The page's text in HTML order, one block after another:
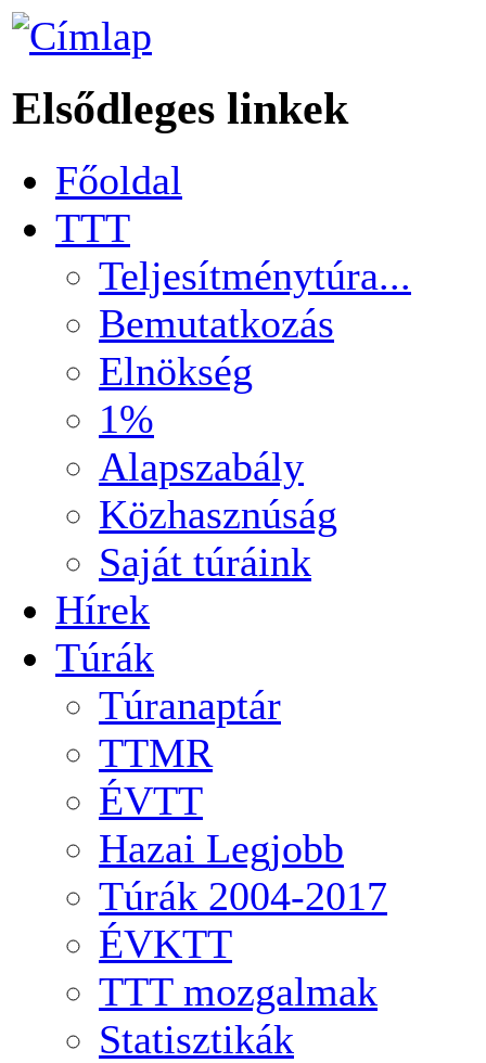
Elsődleges linkek
Főoldal
TTT
Teljesítménytúra...
Bemutatkozás
Elnökség
1%
Alapszabály
Közhasznúság
Saját túráink
Hírek
Túrák
Túranaptár
TTMR
ÉVTT
Hazai Legjobb
Túrák 2004-2017
ÉVKTT
TTT mozgalmak
Statisztikák